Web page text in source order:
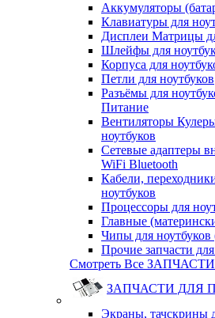
Аккумуляторы
Клавиатуры для
Дисплеи Матрицы
Шлейфы для
Корпуса для
Петли для ноутбуков
Разъёмы для
Питание
Вентиляторы
ноутбуков
Сетевые адаптеры
WiFi Bluetooth
Кабели,
ноутбуков
Процессоры для
Главные
Чипы для
Прочие запчасти
Смотреть Все
ЗАПЧАСТИ ДЛЯ
Экраны, тачскрины